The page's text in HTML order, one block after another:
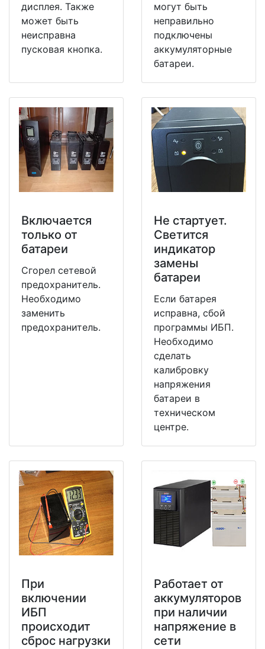
дисплея. Также
может быть
неисправна
пусковая кнопка.
могут быть
неправильно
подключены
аккумуляторные
батареи.
Включается
только от
батареи
Сгорел сетевой
предохранитель.
Необходимо
заменить
предохранитель.
Не стартует.
Светится
индикатор
замены
батареи
Если батарея
исправна, сбой
программы ИБП.
Необходимо
сделать
калибровку
напряжения
батареи в
техническом
центре.
При
включении
ИБП
происходит
сброс нагрузки
Работает от
аккумуляторов
при наличии
напряжение в
сети